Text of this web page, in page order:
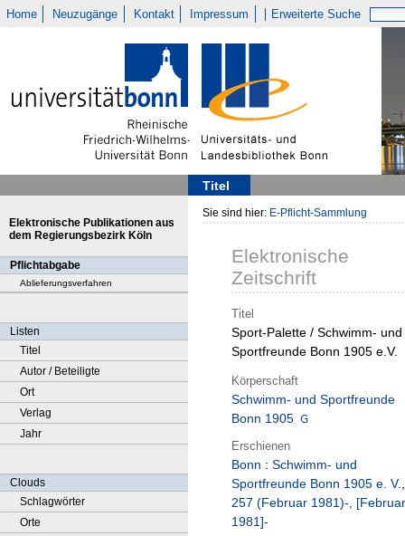
Home Neuzugänge Kontakt Impressum Erweiterte Suche
Titel
Elektronische Publikationen aus
dem Regierungsbezirk Köln
Pflichtabgabe
Ablieferungsverfahren
Listen
Titel
Autor / Beteiligte
Ort
Verlag
Jahr
Clouds
Schlagwörter
Orte
Sie sind hier: E-Pflicht-Sammlung
Elektronische
Zeitschrift
Titel
Sport-Palette / Schwimm- und
Sportfreunde Bonn 1905 e.V.
Körperschaft
Schwimm- und Sportfreunde
Bonn 1905
Erschienen
Bonn : Schwimm- und
Sportfreunde Bonn 1905 e. V.,
257 (Februar 1981)-, [Februar
1981]-